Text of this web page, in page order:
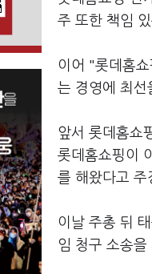
주 또한 책임
이어 "롯데홈
는 경영에 최선
앞서 롯데홈쇼
롯데홈쇼핑이
를 해왔다고 주
이날 주총 뒤
임 청구 소송을